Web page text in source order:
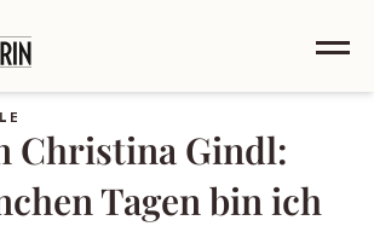
Christina Gindl:
Tagen bin ich